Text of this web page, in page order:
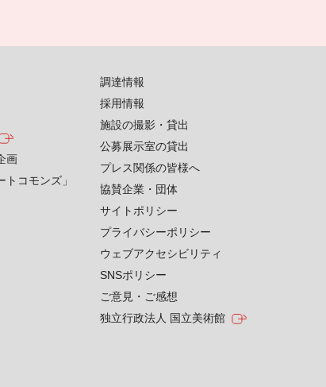
画
コモンズ」
調達情報
採用情報
施設の撮影・貸出
公募展示室の貸出
プレス関係の皆様へ
協賛企業・団体
サイトポリシー
プライバシーポリシー
ウェブアクセシビリティ
SNSポリシー
ご意見・ご感想
独立行政法人 国立美術館